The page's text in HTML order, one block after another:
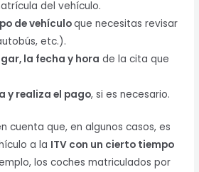
del vehículo.
de vehículoque necesitas revisar
etc.).
la fecha y hora de la cita que
y realiza el pago, si es necesario.
cuenta que, en algunos casos, es
a la ITV con un cierto tiempo
los coches matriculados por